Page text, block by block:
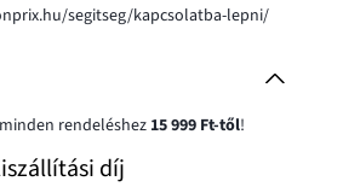
segitseg/kapcsolatba-lepni/
rendeléshez15 999 Ft-től!
díj